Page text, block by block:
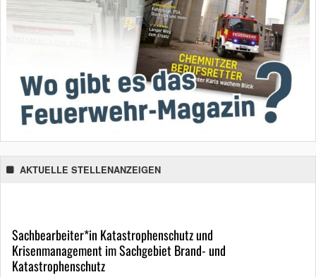
AKTUELLE STELLENANZEIGEN
Sachbearbeiter*in Katastrophenschutz und
Krisenmanagement im Sachgebiet Brand- und
Katastrophenschutz